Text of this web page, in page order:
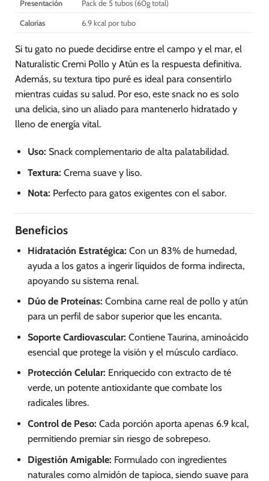
Presentación Pack de 5 tubos (60g total)
Calorías 6.9 kcal por tubo
Si tu gato no puede decidirse entre el campo y el mar, el
Naturalistic Cremi Pollo y Atún es la respuesta definitiva.
Además, su textura tipo puré es ideal para consentirlo
mientras cuidas su salud. Por eso, este snack no es solo
una delicia, sino un aliado para mantenerlo hidratado y
lleno de energía vital.
Uso: Snack complementario de alta palatabilidad.
Textura: Crema suave y liso.
Nota: Perfecto para gatos exigentes con el sabor.
Beneficios
Hidratación Estratégica: Con un 83% de humedad,
ayuda a los gatos a ingerir líquidos de forma indirecta,
apoyando su sistema renal.
Dúo de Proteínas: Combina carne real de pollo y atún
para un perfil de sabor superior que les encanta.
Soporte Cardiovascular: Contiene Taurina, aminoácido
esencial que protege la visión y el músculo cardíaco.
Protección Celular: Enriquecido con extracto de té
verde, un potente antioxidante que combate los
radicales libres.
Control de Peso: Cada porción aporta apenas 6.9 kcal,
permitiendo premiar sin riesgo de sobrepeso.
Digestión Amigable: Formulado con ingredientes
naturales como almidón de tapioca, siendo suave para